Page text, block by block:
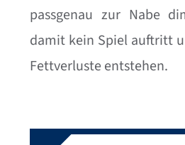
passgenau zur Nabe
damit kein Spiel auftritt
Fettverluste entstehen.